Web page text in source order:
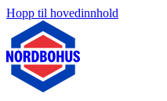
Hopp til hovedinnhold